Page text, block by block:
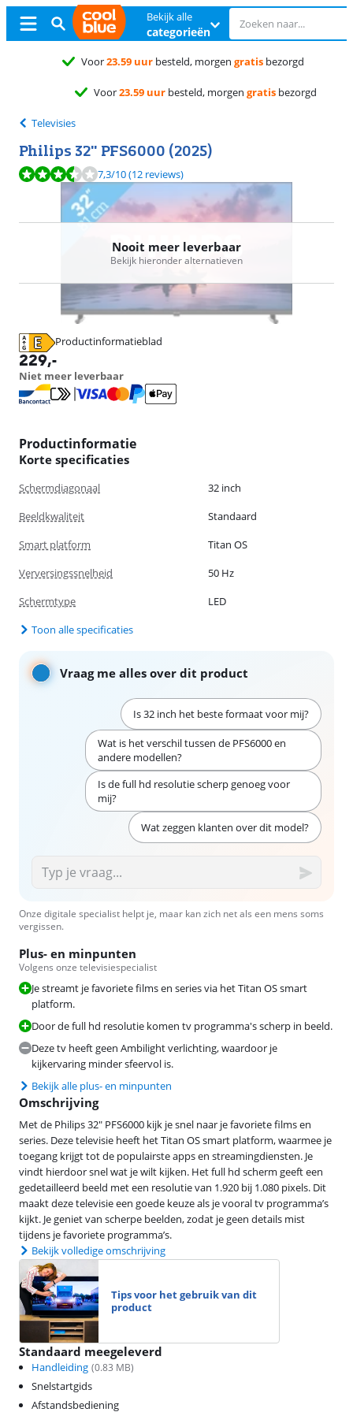
Bekijk alle
categorieën
Gratis
Gratis
Televisies
Philips 32" PFS6000 (2025)
Beoordeling is 7,3 van de 10, gebaseerd op 12 reviews.
7,3/10(12 reviews)
Nooit meer leverbaar
Bekijk hieronder alternatieven
Productinformatieblad
opent in nieuw tabblad
229,-
Niet meer leverbaar
Productinformatie
Korte specificaties
Schermdiagonaal
32 inch
Beeldkwaliteit
Standaard
Smart platform
Titan OS
Verversingssnelheid
50 Hz
Schermtype
LED
Toon alle specificaties
Vraag me alles over dit product
Is 32 inch het beste formaat voor mij?
Wat is het verschil tussen de PFS6000 en
andere modellen?
Is de full hd resolutie scherp genoeg voor
mij?
Wat zeggen klanten over dit model?
Onze digitale specialist helpt je, maar kan zich net als een mens soms
vergissen.
Plus- en minpunten
Volgens onze televisiespecialist
Je streamt je favoriete films en series via het Titan OS smart
platform.
Door de full hd resolutie komen tv programma's scherp in beeld.
Deze tv heeft geen Ambilight verlichting, waardoor je
kijkervaring minder sfeervol is.
Bekijk alle plus- en minpunten
Omschrijving
Met de Philips 32" PFS6000 kijk je snel naar je favoriete films en
series. Deze televisie heeft het Titan OS smart platform, waarmee je
toegang krijgt tot de populairste apps en streamingdiensten. Je
vindt hierdoor snel wat je wilt kijken. Het full hd scherm geeft een
gedetailleerd beeld met een resolutie van 1.920 bij 1.080 pixels. Dit
maakt deze televisie een goede keuze als je vooral tv programma’s
kijkt. Je geniet van scherpe beelden, zodat je geen details mist
tijdens je favoriete programma’s.
Bekijk volledige omschrijving
Tips voor het gebruik van dit
product
Standaard meegeleverd
Handleiding (0.83 MB)
Snelstartgids
Afstandsbediening